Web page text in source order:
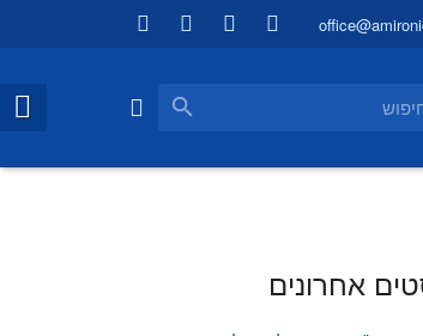
אחרונים